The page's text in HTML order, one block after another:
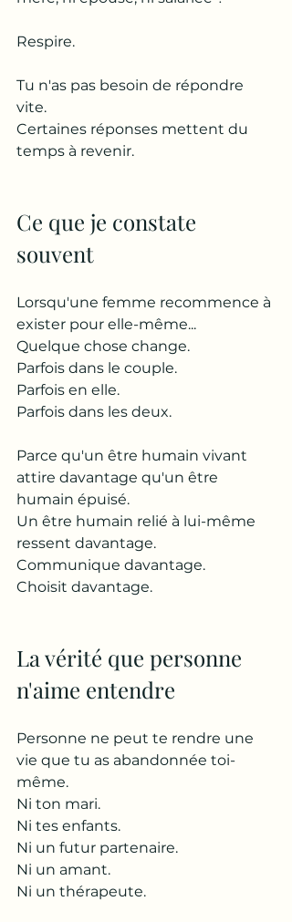
Respire.
Tu n'as pas besoin de répondre
vite.
Certaines réponses mettent du
temps à revenir.
Ce que je constate
souvent
Lorsqu'une femme recommence à
exister pour elle-même...
Quelque chose change.
Parfois dans le couple.
Parfois en elle.
Parfois dans les deux.
Parce qu'un être humain vivant
attire davantage qu'un être
humain épuisé.
Un être humain relié à lui-même
ressent davantage.
Communique davantage.
Choisit davantage.
La vérité que personne
n'aime entendre
Personne ne peut te rendre une
vie que tu as abandonnée toi-
même.
Ni ton mari.
Ni tes enfants.
Ni un futur partenaire.
Ni un amant.
Ni un thérapeute.